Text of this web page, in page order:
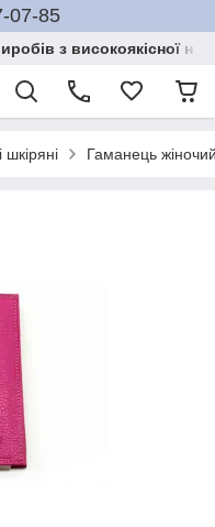
07-85
з високоякісної
шкіряні Гаманець